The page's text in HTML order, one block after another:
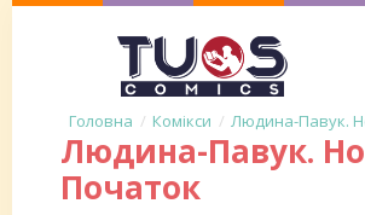
Комікси Людина-Павук.
Людина-Павук.
Початок